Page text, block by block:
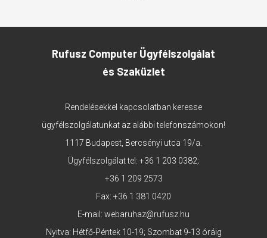
Rufusz Computer Ügyfélszolgálat
és Szaküzlet
Rendelésekkel kapcsolatban keresse
ügyfélszolgálatunkat az alábbi telefonszámokon!
1117 Budapest, Bercsényi utca 19/a.
Ügyfélszolgálat tel: +36 1 203 0382;
+36 1 209 2573
Fax: +36 1 381 0420
E-mail: webaruhaz@rufusz.hu
Nyitva: Hétfő-Péntek 10-19; Szombat 9-13 óráig